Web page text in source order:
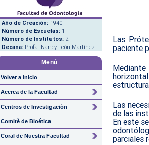
Año de Creación: 1940
Número de Escuelas: 1
Número de Institutos: 2
Decana: Profa. Nancy León Martínez.
Menú
Volver a Inicio
Acerca de la Facultad
Centros de Investigaciòn
Comitè de Bioética
Coral de Nuestra Facultad
Las
paciente
Las
de las
En este
parciales